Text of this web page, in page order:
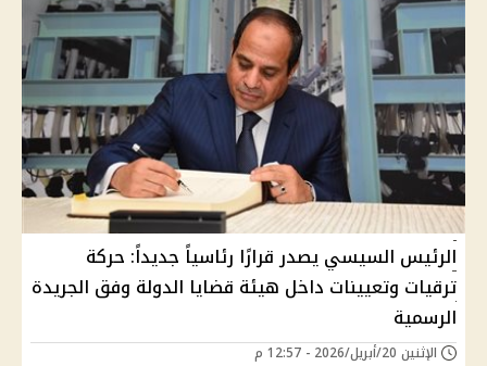
الرئيس السيسي يصدر قرارًا رئاسياً جديداً: حركة
ترقيات وتعيينات داخل هيئة قضايا الدولة وفق الجريدة
الرسمية
الإثنين 20/أبريل/2026 - 12:57 م